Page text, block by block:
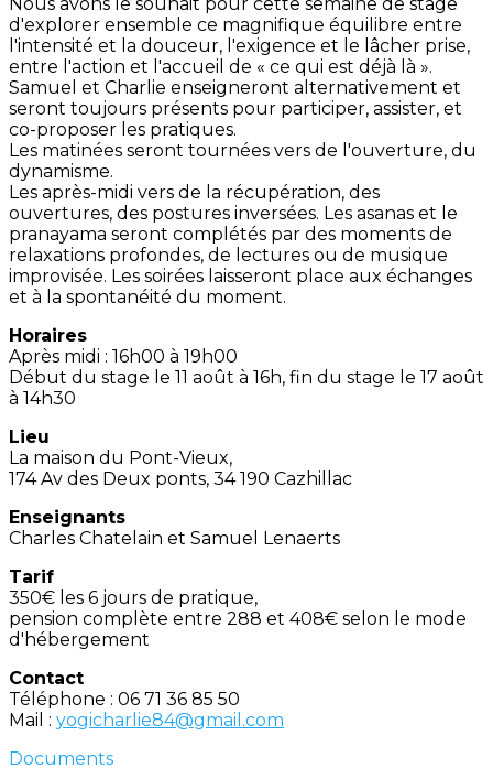
Nous avons le souhait pour cette semaine de stage
d'explorer ensemble ce magnifique équilibre entre
l'intensité et la douceur, l'exigence et le lâcher prise,
entre l'action et l'accueil de « ce qui est déjà là ».
Samuel et Charlie enseigneront alternativement et
seront toujours présents pour participer, assister, et
co-proposer les pratiques.
Les matinées seront tournées vers de l'ouverture, du
dynamisme.
Les après-midi vers de la récupération, des
ouvertures, des postures inversées. Les asanas et le
pranayama seront complétés par des moments de
relaxations profondes, de lectures ou de musique
improvisée. Les soirées laisseront place aux échanges
et à la spontanéité du moment.
Horaires
Après midi : 16h00 à 19h00
Début du stage le 11 août à 16h, fin du stage le 17 août
à 14h30
Lieu
La maison du Pont-Vieux,
174 Av des Deux ponts, 34 190 Cazhillac
Enseignants
Charles Chatelain et Samuel Lenaerts
Tarif
350€ les 6 jours de pratique,
pension complète entre 288 et 408€ selon le mode
d'hébergement
Contact
Téléphone : 06 71 36 85 50
Mail : yogicharlie84@gmail.com
Documents